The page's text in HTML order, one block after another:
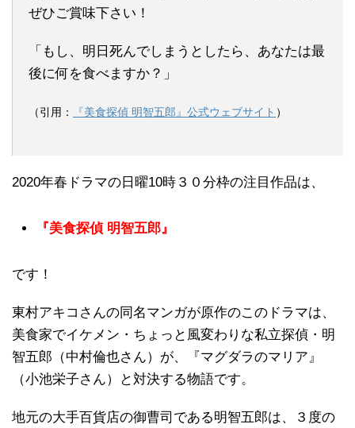
ぜひご賞味下さい！
「もし、明日死んでしまうとしたら、あなたは最
後に何を食べますか？」
（引用： 『美食探偵 明智五郎』公式ウェブサイト ）
2020年春ドラマの日曜10時３０分枠の注目作品は、
『美食探偵 明智五郎』
です！
東村アキコさんの同名マンガが原作のこのドラマは、
美食家でイケメン・ちょっと風変わりな私立探偵・明
智五郎（中村倫也さん）が、『マグダラのマリア』
（小池栄子さん）と対決する物語です。
地元の大手百貨店の御曹司である明智五郎は、３度の